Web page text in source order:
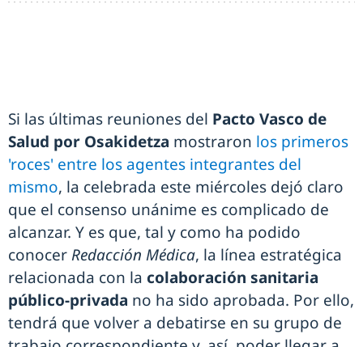
Si las últimas reuniones del Pacto Vasco de
Salud por Osakidetza mostraron los primeros
'roces' entre los agentes integrantes del
mismo, la celebrada este miércoles dejó claro
que el consenso unánime es complicado de
alcanzar. Y es que, tal y como ha podido
conocerRedacción Médica, la línea estratégica
relacionada con la colaboración sanitaria
público-privada no ha sido aprobada. Por ello,
tendrá que volver a debatirse en su grupo de